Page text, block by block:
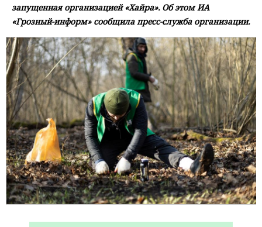
запущенная организацией «Хайра». Об этом ИА
«Грозный-информ» сообщила пресс-служба организации.